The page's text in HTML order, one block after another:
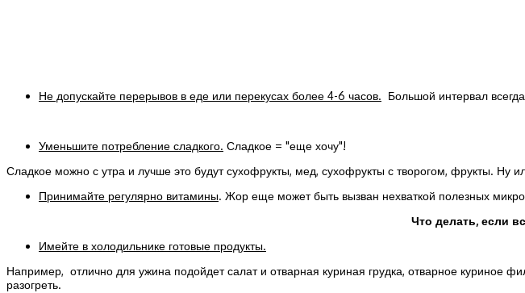
Не допускайте перерывов в еде или перекусах более 4-6 часов. Большой интервал
Уменьшите потребление сладкого. Сладкое = "еще хочу"!
Сладкое можно с утра и лучше это будут сухофрукты, мед, сухофрукты с творогом, фрукты. Ну
Принимайте регулярно витамины. Жор еще может быть вызван нехваткой полезных
Что делать, если
Имейте в холодильнике готовые продукты.
Например, отлично для ужина подойдет салат и отварная куриная грудка, отварное
разогреть.